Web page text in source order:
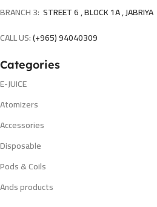
BRANCH 3: STREET 6 , BLOCK 1A , JABRIYA
CALL US:(+965) 94040309
Categories
E-JUICE
Atomizers
Accessories
Disposable
Pods & Coils
Ands products